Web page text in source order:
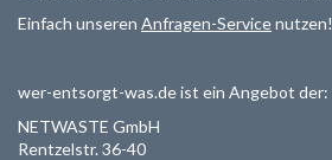
Einfach unseren Anfragen-Servicenutzen!
wer-entsorgt-was.de ist ein Angebot der:
NETWASTE GmbH
Rentzelstr. 36-40